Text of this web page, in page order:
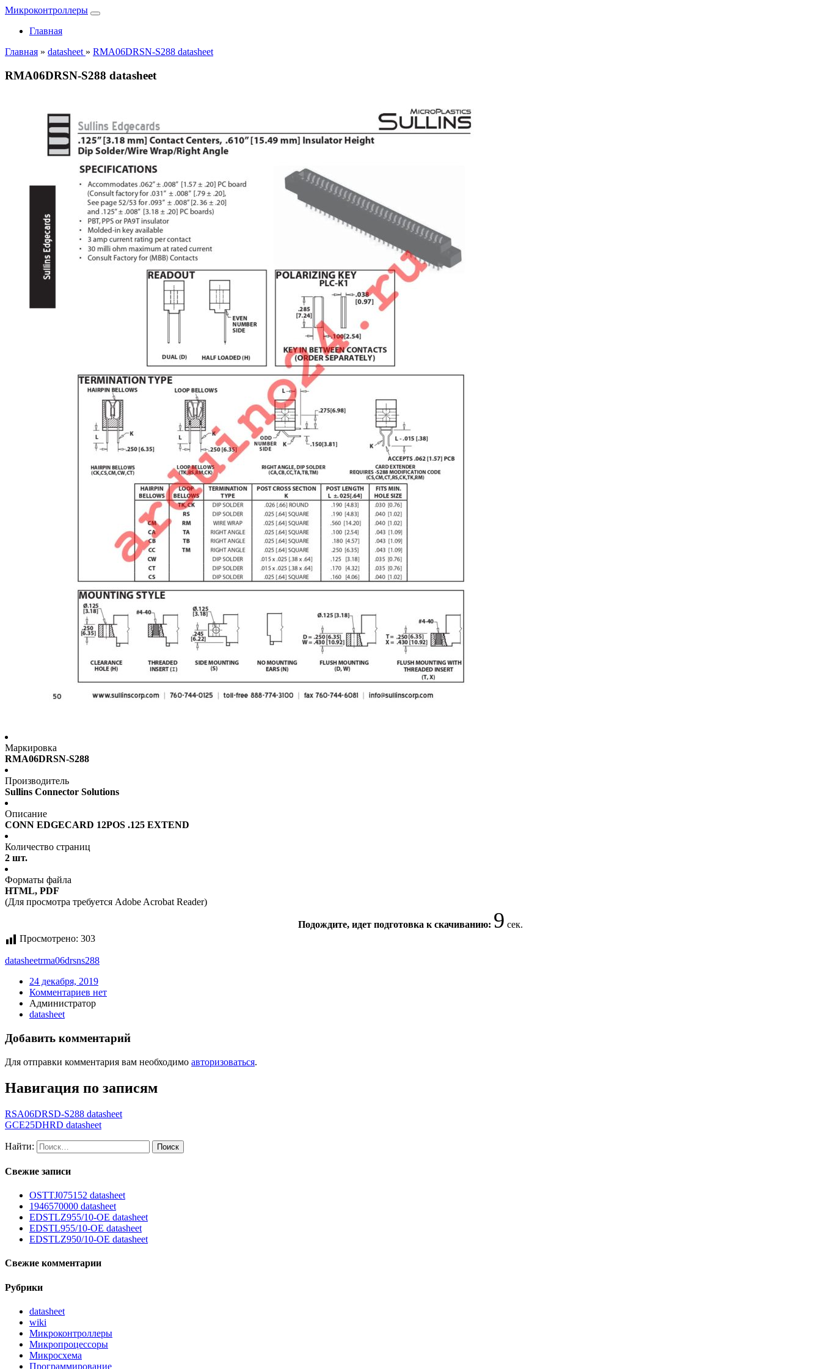
Микроконтроллеры
Главная
Главная » datasheet » RMA06DRSN-S288 datasheet
RMA06DRSN-S288 datasheet
Маркировка
RMA06DRSN-S288
Производитель
Sullins Connector Solutions
Описание
CONN EDGECARD 12POS .125 EXTEND
Количество страниц
2 шт.
Форматы файла
HTML, PDF
(Для просмотра требуется Adobe Acrobat Reader)
Подождите, идет подготовка к скачиванию: 9 сек.
Просмотрено: 303
datasheetrma06drsns288
24 декабря, 2019
Комментариев нет
Администратор
datasheet
Добавить комментарий
Для отправки комментария вам необходимо авторизоваться.
Навигация по записям
RSA06DRSD-S288 datasheet
GCE25DHRD datasheet
Найти:
Свежие записи
OSTTJ075152 datasheet
1946570000 datasheet
EDSTLZ955/10-OE datasheet
EDSTL955/10-OE datasheet
EDSTLZ950/10-OE datasheet
Свежие комментарии
Рубрики
datasheet
wiki
Микроконтроллеры
Микропроцессоры
Микросхема
Программирование